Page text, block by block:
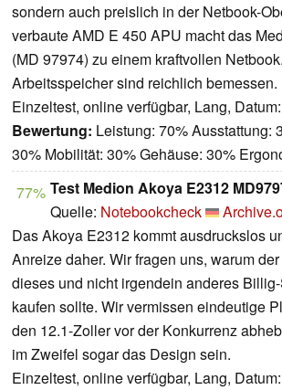
sondern auch preislich in der Netbook-
verbaute AMD E 450 APU macht das
(MD 97974) zu einem kraftvollen
Arbeitsspeicher sind reichlich bemessen.
Einzeltest, online verfügbar, Lang,
Bewertung: Leistung: 70% Ausstattung:
30% Mobilität: 30% Gehäuse: 30%
77% Test Medion Akoya E2312
Quelle: Notebookcheck
Das Akoya E2312 kommt ausdruckslos
Anreize daher. Wir fragen uns, warum
dieses und nicht irgendein anderes
kaufen sollte. Wir vermissen eindeutige
den 12.1-Zoller vor der Konkurrenz
im Zweifel sogar das Design sein.
Einzeltest, online verfügbar, Lang,